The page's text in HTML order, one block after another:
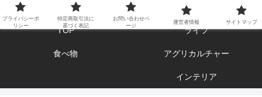
エンジョイ ブログライフ
TOP ライフ
食べ物 アグリカルチャー
インテリア
プライバシーポ
リシー
特定商取引法に
基づく表記
お問い合わせペ
ージ
運営者情報 サイトマップ